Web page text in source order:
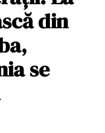
din
se